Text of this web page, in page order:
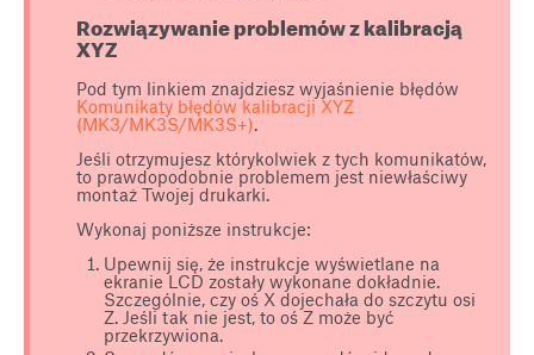
Rozwiązywanie problemów z kalibracją
XYZ
Pod tym linkiem znajdziesz wyjaśnienie błędów
Komunikaty błędów kalibracji XYZ
(MK3/MK3S/MK3S+).
Jeśli otrzymujesz którykolwiek z tych komunikatów,
to prawdopodobnie problemem jest niewłaściwy
montaż Twojej drukarki.
Wykonaj poniższe instrukcje:
Upewnij się, że instrukcje wyświetlane na
ekranie LCD zostały wykonane dokładnie.
Szczególnie, czy oś X dojechała do szczytu osi
Z. Jeśli tak nie jest, to oś Z może być
przekrzywiona.